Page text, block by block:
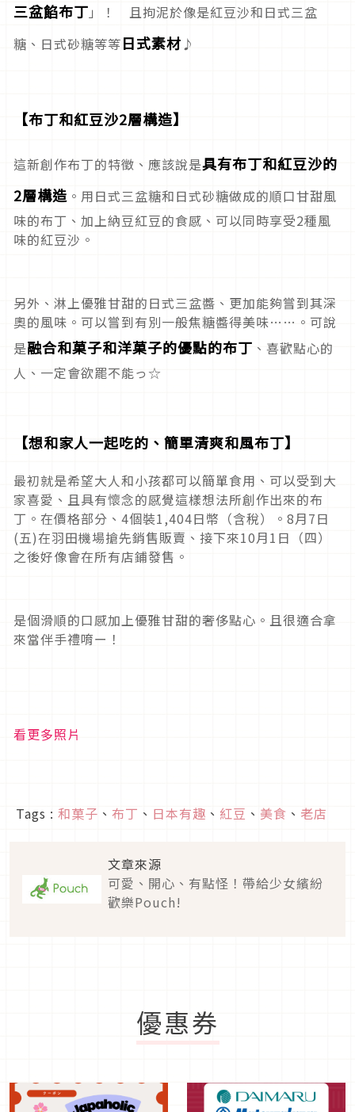
三盆餡布丁 」！ 且拘泥於像是紅豆沙和日式三盆
糖、日式砂糖等等日式素材♪
【布丁和紅豆沙2層構造】
這新創作布丁的特徵、應該說是具有布丁和紅豆沙的
2層構造 。用日式三盆糖和日式砂糖做成的順口甘甜風
味的布丁、加上納豆紅豆的食感、可以同時享受2種風
味的紅豆沙。
另外、淋上優雅甘甜的日式三盆醬、更加能夠嘗到其深
奧的風味。可以嘗到有別一般焦糖醬得美味……。可說
是融合和菓子和洋菓子的優點的布丁 、喜歡點心的
人、一定會欲罷不能っ☆
【想和家人一起吃的、簡單清爽和風布丁】
最初就是希望大人和小孩都可以簡單食用、可以受到大
家喜愛、且具有懷念的感覺這樣想法所創作出來的布
丁。在價格部分、4個裝1,404日幣（含稅）。8月7日
(五)在羽田機場搶先銷售販賣、接下來10月1日（四）
之後好像會在所有店鋪發售。
是個滑順的口感加上優雅甘甜的奢侈點心。且很適合拿
來當伴手禮唷ー！
看更多照片
Tags : 和菓子 、 布丁 、 日本有趣 、 紅豆 、 美食 、 老店
文章來源
可愛、開心、有點怪！帶給少女繽紛
歡樂Pouch!
優惠券